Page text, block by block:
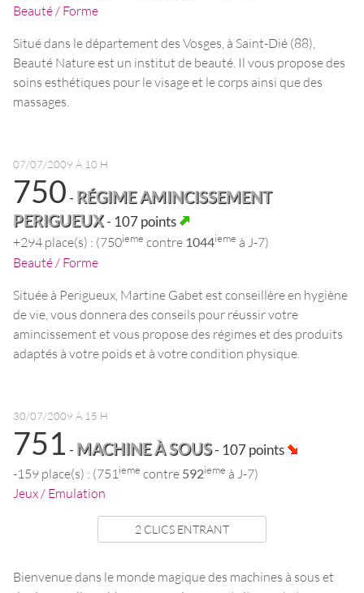
Beauté / Forme
Situé dans le département des Vosges, à Saint-Dié (88),
Beauté Nature est un institut de beauté. Il vous propose des
soins esthétiques pour le visage et le corps ainsi que des
massages.
07/07/2009 À 10 H
750- RÉGIME AMINCISSEMENT
PERIGUEUX- 107 points
+294 place(s) : (750ieme contre 1044ieme à J-7)
Beauté / Forme
Située à Perigueux, Martine Gabet est conseillère en hygiène
de vie, vous donnera des conseils pour réussir votre
amincissement et vous propose des régimes et des produits
adaptés à votre poids et à votre condition physique.
30/07/2009 À 15 H
751 - MACHINE À SOUS- 107 points
-159 place(s) : (751 ieme contre 592ieme à J-7)
Jeux / Emulation
2 CLICS ENTRANT
Bienvenue dans le monde magique des machines à sous et